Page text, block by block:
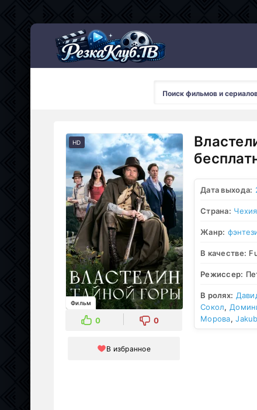
HD
Фильм
0 0
В избранное
Дата выхода:
Страна: Чехия
Жанр:
В качестве:
Режиссер:
В ролях:
Сокол,
Морова,
Мультсериалы